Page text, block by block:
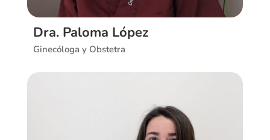
Dra. Paloma López
Ginecóloga y Obstetra